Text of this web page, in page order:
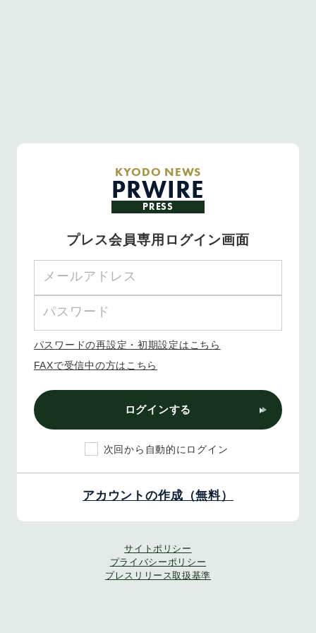
KYODO NEWS
PRWIRE
PRESS
プレス会員専用ログイン画面
パスワードの再設定・初期設定はこちら
FAXで受信中の方はこちら
ログインする
次回から自動的にログイン
アカウントの作成（無料）
サイトポリシー
プライバシーポリシー
プレスリリース取扱基準